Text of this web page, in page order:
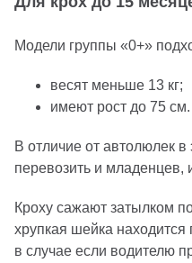
Модели группы «0+»
весят меньше 13 кг;
имеют рост до 75 см.
В отличие от автолюлек
перевозить и
Кроху сажают затылком
хрупкая шейка
в случае если водителю